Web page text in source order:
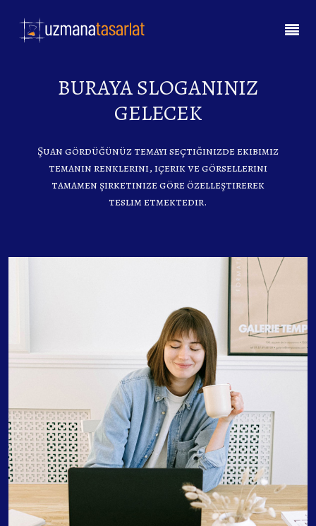
BURAYA SLOGANINIZ
GELECEK
Şuan gördüğünüz temayı seçtiğinizde ekibimiz
temanın renklerini, içerik ve görsellerini
tamamen şirketinize göre özelleştirerek
teslim etmektedir.